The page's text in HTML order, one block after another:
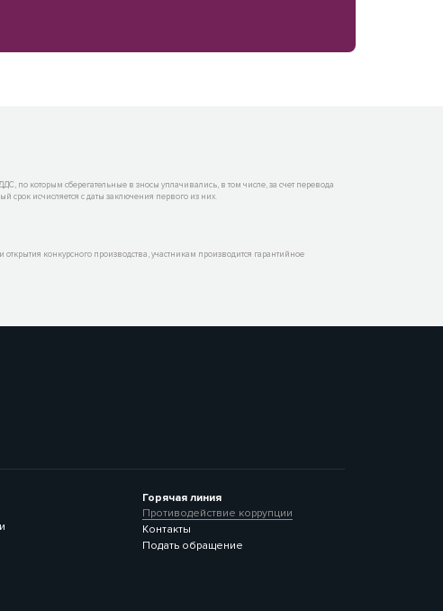
по которым сберегательные в зносы уплачивались, в том числе, за счет перевода
исчисляется с даты заключения первого из них.
конкурсного производства, участникам производится гарантийное
Горячая линия
Противодействие коррупции
Контакты
Подать обращение